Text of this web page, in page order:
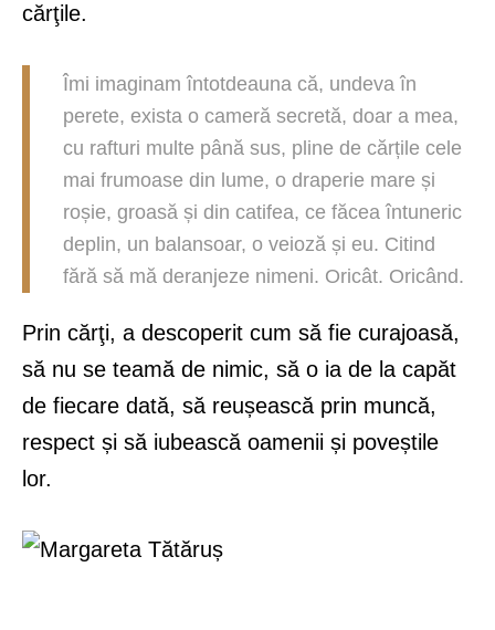
cărţile.
Îmi imaginam întotdeauna că, undeva în
perete, exista o cameră secretă, doar a mea,
cu rafturi multe până sus, pline de cărțile cele
mai frumoase din lume, o draperie mare și
roșie, groasă și din catifea, ce făcea întuneric
deplin, un balansoar, o veioză și eu. Citind
fără să mă deranjeze nimeni. Oricât. Oricând.
Prin cărţi, a descoperit cum să fie curajoasă,
să nu se teamă de nimic, să o ia de la capăt
de fiecare dată, să reușească prin muncă,
respect și să iubească oamenii și poveștile
lor.